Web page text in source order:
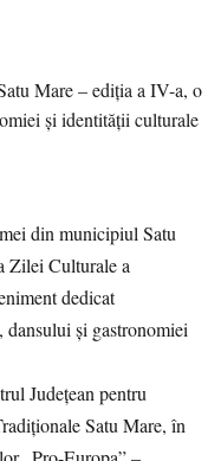
din municipiul Satu
Zilei Culturale a
dedicat
și gastronomiei
Județean pentru
Satu Mare, în